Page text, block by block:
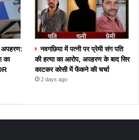
अपहरण:
का
नवगछिया में पत्नी पर प्रेमी संग पति
की हत्या का आरोप, अपहरण के बाद सिर
काटकर कोसी में फेंकने की चर्चा
2 days ago